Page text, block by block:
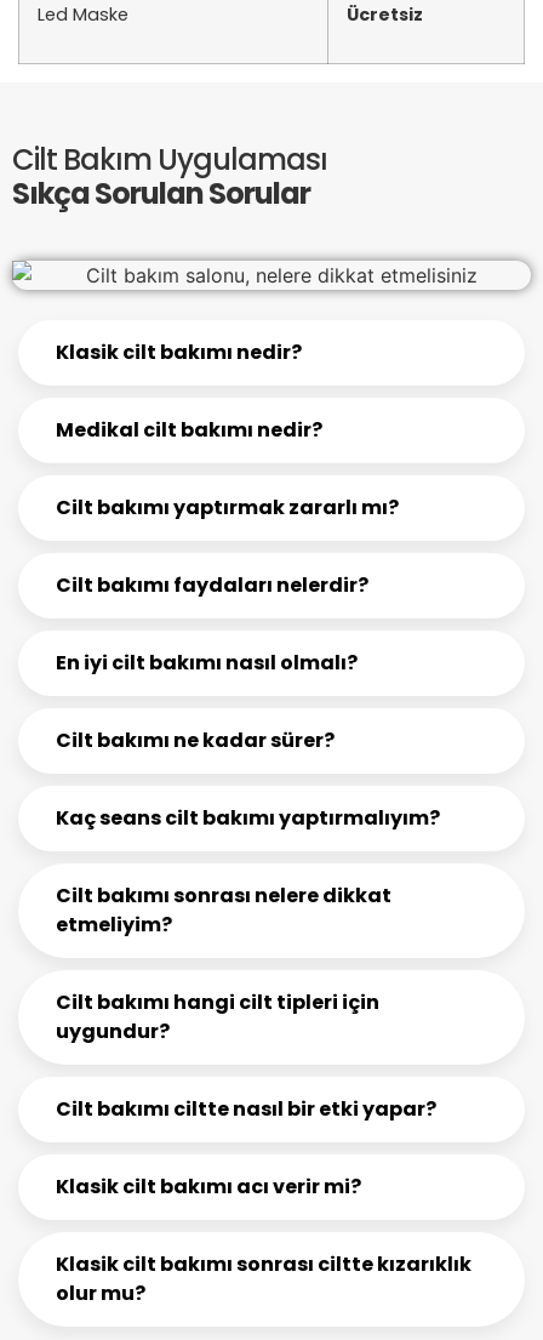
Led Maske Ücretsiz
Cilt Bakım Uygulaması
Sıkça Sorulan Sorular
Klasik cilt bakımı nedir?
Medikal cilt bakımı nedir?
Cilt bakımı yaptırmak zararlı mı?
Cilt bakımı faydaları nelerdir?
En iyi cilt bakımı nasıl olmalı?
Cilt bakımı ne kadar sürer?
Kaç seans cilt bakımı yaptırmalıyım?
Cilt bakımı sonrası nelere dikkat
etmeliyim?
Cilt bakımı hangi cilt tipleri için
uygundur?
Cilt bakımı ciltte nasıl bir etki yapar?
Klasik cilt bakımı acı verir mi?
Klasik cilt bakımı sonrası ciltte kızarıklık
olur mu?